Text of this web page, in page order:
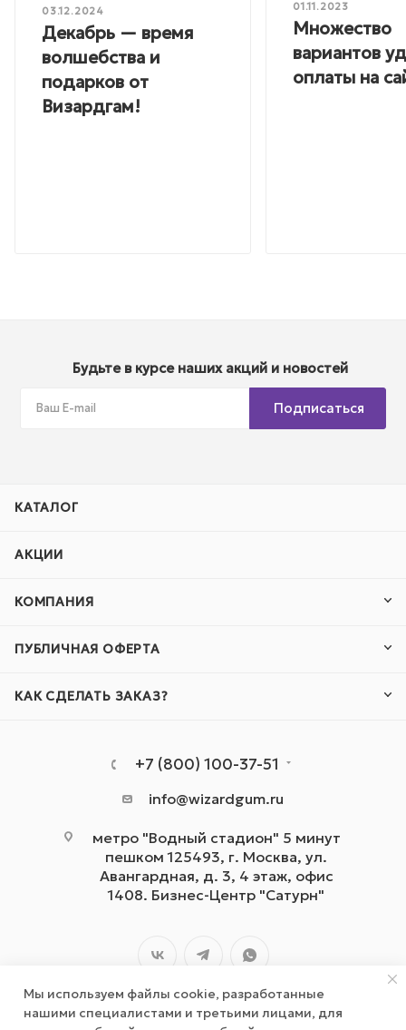
03.12.2024
Декабрь — время
волшебства и
подарков от
Визардгам!
01.11.2023
Множество
вариантов
оплаты на
Будьте в курсе наших акций и новостей
Подписаться
КАТАЛОГ
АКЦИИ
КОМПАНИЯ
ПУБЛИЧНАЯ ОФЕРТА
КАК СДЕЛАТЬ ЗАКАЗ?
+7 (800) 100-37-51
info@wizardgum.ru
метро "Водный стадион" 5 минут
пешком 125493, г. Москва, ул.
Авангардная, д. 3, 4 этаж, офис
1408. Бизнес-Центр "Сатурн"
Мы используем файлы cookie, разработанные
нашими специалистами и третьими лицами, для